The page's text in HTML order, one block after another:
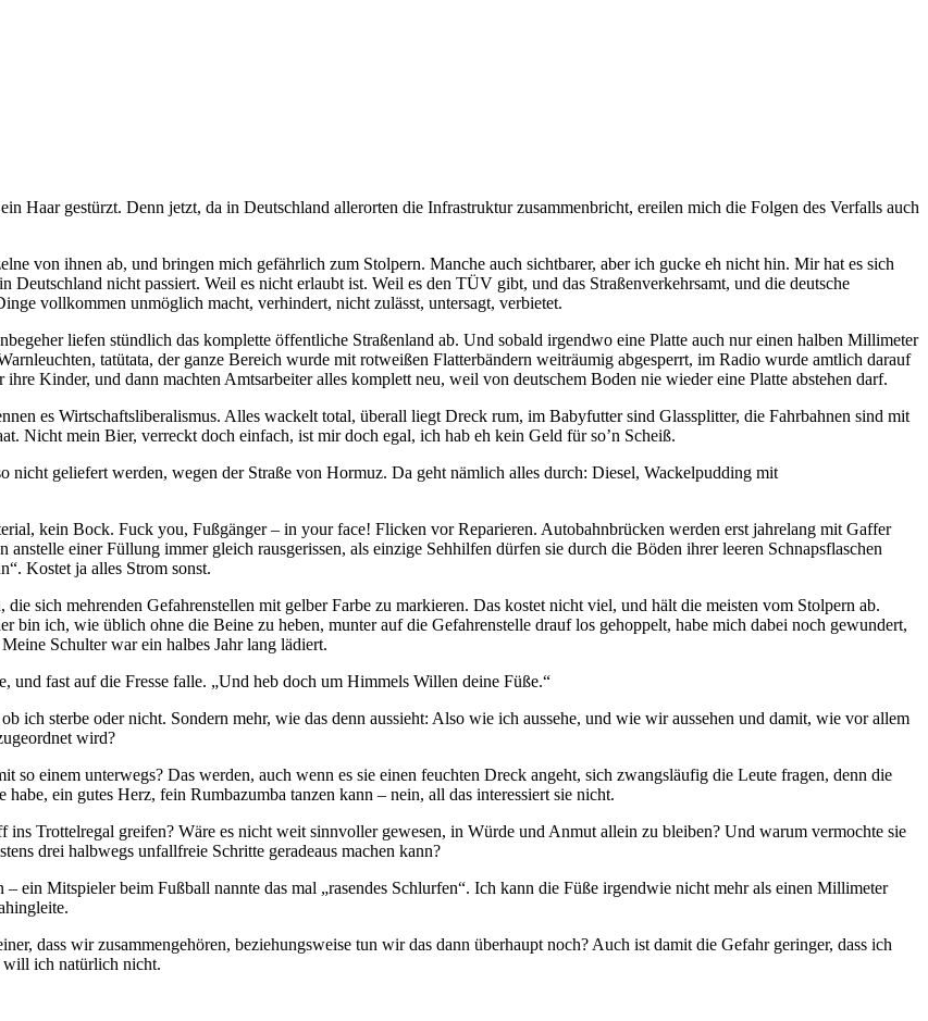
Haar gestürzt. Denn jetzt, da in Deutschland allerorten die Infrastruktur zusammenbricht, ereilen mich die Folgen des Verfalls auch
von ihnen ab, und bringen mich gefährlich zum Stolpern. Manche auch sichtbarer, aber ich gucke eh nicht hin. Mir hat es sich
Deutschland nicht passiert. Weil es nicht erlaubt ist. Weil es den TÜV gibt, und das Straßenverkehrsamt, und die deutsche
vollkommen unmöglich macht, verhindert, nicht zulässt, untersagt, verbietet.
liefen stündlich das komplette öffentliche Straßenland ab. Und sobald irgendwo eine Platte auch nur einen halben Millimeter
tatütata, der ganze Bereich wurde mit rotweißen Flatterbändern weiträumig abgesperrt, im Radio wurde amtlich darauf
Kinder, und dann machten Amtsarbeiter alles komplett neu, weil von deutschem Boden nie wieder eine Platte abstehen darf.
es Wirtschaftsliberalismus. Alles wackelt total, überall liegt Dreck rum, im Babyfutter sind Glassplitter, die Fahrbahnen sind mit
Nicht mein Bier, verreckt doch einfach, ist mir doch egal, ich hab eh kein Geld für so’n Scheiß.
geliefert werden, wegen der Straße von Hormuz. Da geht nämlich alles durch: Diesel, Wackelpudding mit
kein Bock. Fuck you, Fußgänger – in your face! Flicken vor Reparieren. Autobahnbrücken werden erst jahrelang mit Gaffer
einer Füllung immer gleich rausgerissen, als einzige Sehhilfen dürfen sie durch die Böden ihrer leeren Schnapsflaschen
Kostet ja alles Strom sonst.
sich mehrenden Gefahrenstellen mit gelber Farbe zu markieren. Das kostet nicht viel, und hält die meisten vom Stolpern ab.
bin ich, wie üblich ohne die Beine zu heben, munter auf die Gefahrenstelle drauf los gehoppelt, habe mich dabei noch gewundert,
Schulter war ein halbes Jahr lang lädiert.
und fast auf die Fresse falle. „Und heb doch um Himmels Willen deine Füße.“
ich sterbe oder nicht. Sondern mehr, wie das denn aussieht: Also wie ich aussehe, und wie wir aussehen und damit, wie vor allem
wird?
einem unterwegs? Das werden, auch wenn es sie einen feuchten Dreck angeht, sich zwangsläufig die Leute fragen, denn die
ein gutes Herz, fein Rumbazumba tanzen kann – nein, all das interessiert sie nicht.
ins Trottelregal greifen? Wäre es nicht weit sinnvoller gewesen, in Würde und Anmut allein zu bleiben? Und warum vermochte sie
drei halbwegs unfallfreie Schritte geradeaus machen kann?
ein Mitspieler beim Fußball nannte das mal „rasendes Schlurfen“. Ich kann die Füße irgendwie nicht mehr als einen Millimeter
dass wir zusammengehören, beziehungsweise tun wir das dann überhaupt noch? Auch ist damit die Gefahr geringer, dass ich
will ich natürlich nicht.